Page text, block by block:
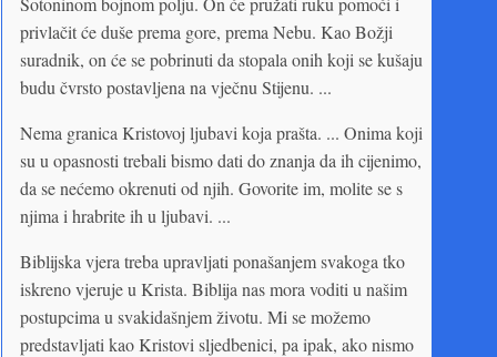
privlačit će duše prema gore, prema Nebu. Kao Božji
suradnik, on će se pobrinuti da stopala onih koji se kušaju
budu čvrsto postavljena na vječnu Stijenu. ...
Nema granica Kristovoj ljubavi koja prašta. ... Onima koji
su u opasnosti trebali bismo dati do znanja da ih cijenimo,
da se nećemo okrenuti od njih. Govorite im, molite se s
njima i hrabrite ih u ljubavi. ...
Biblijska vjera treba upravljati ponašanjem svakoga tko
iskreno vjeruje u Krista. Biblija nas mora voditi u našim
postupcima u svakidašnjem životu. Mi se možemo
predstavljati kao Kristovi sljedbenici, pa ipak, ako nismo